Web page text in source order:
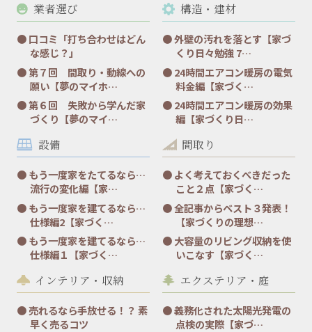
業者選び
口コミ「打ち合わせはどん
な感じ？」
第７回 間取り・動線への
願い【夢のマイホ…
第６回 失敗から学んだ家
づくり【夢のマイ…
構造・建材
外壁の汚れを落とす【家づ
くり日々勉強 7…
24時間エアコン暖房の電気
料金編【家づく…
24時間エアコン暖房の効果
編【家づくり日…
設備
もう一度家をたてるなら…
流行の変化編【家…
もう一度家を建てるなら…
仕様編2【家づく…
もう一度家を建てるなら…
仕様編１【家づく…
間取り
よく考えておくべきだった
こと２点【家づく…
全記事からベスト３発表！
【家づくりの理想…
大容量のリビング収納を使
いこなす【家づく…
インテリア・収納
売れるなら手放せる！？ 素
早く売るコツ
エクステリア・庭
義務化された太陽光発電の
点検の実際【家づ…